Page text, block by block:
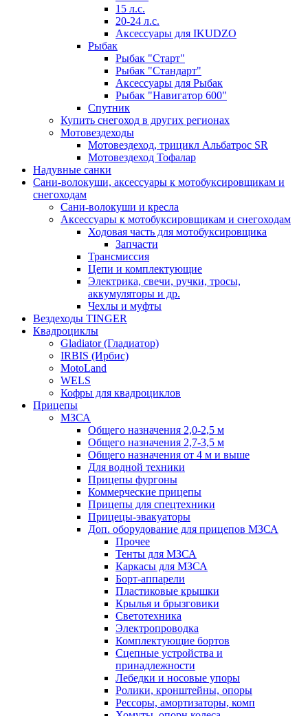
15 л.с.
20-24 л.с.
Аксессуары для IKUDZO
Рыбак
Рыбак "Старт"
Рыбак "Стандарт"
Аксессуары для Рыбак
Рыбак "Навигатор 600"
Спутник
Купить снегоход в других регионах
Мотовездеходы
Мотовездеход, трицикл Альбатрос SR
Мотовездеход Тофалар
Надувные санки
Сани-волокуши, аксессуары к мотобуксировщикам и
снегоходам
Сани-волокуши и кресла
Аксессуары к мотобуксировщикам и снегоходам
Ходовая часть для мотобуксировщика
Запчасти
Трансмиссия
Цепи и комплектующие
Электрика, свечи, ручки, тросы,
аккумуляторы и др.
Чехлы и муфты
Вездеходы TINGER
Квадроциклы
Gladiator (Гладиатор)
IRBIS (Ирбис)
MotoLand
WELS
Кофры для квадроциклов
Прицепы
МЗСА
Общего назначения 2,0-2,5 м
Общего назначения 2,7-3,5 м
Общего назначения от 4 м и выше
Для водной техники
Прицепы фургоны
Коммерческие прицепы
Прицепы для спецтехники
Прицецы-эвакуаторы
Доп. оборудование для прицепов МЗСА
Прочее
Тенты для МЗСА
Каркасы для МЗСА
Борт-аппарели
Пластиковые крышки
Крылья и брызговики
Светотехника
Электропроводка
Комплектующие бортов
Сцепные устройства и
принадлежности
Лебедки и носовые упоры
Ролики, кронштейны, опоры
Рессоры, амортизаторы, комп